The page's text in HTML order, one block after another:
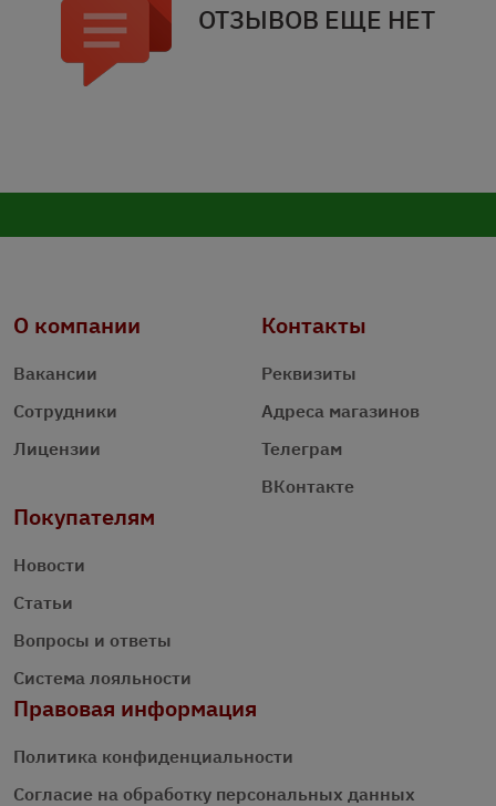
ОТЗЫВОВ ЕЩЕ НЕТ
О компании
Вакансии
Сотрудники
Лицензии
Контакты
Реквизиты
Адреса магазинов
Телеграм
ВКонтакте
Покупателям
Новости
Статьи
Вопросы и ответы
Система лояльности
Правовая информация
Политика конфиденциальности
Согласие на обработку персональных данных